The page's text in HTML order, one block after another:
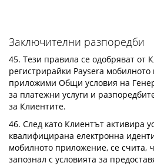
Заключителни разпоредби
45. Тези правила се одобряват от
регистрирайки Paysera
приложими Общи условия на
за платежни услуги и
за Клиентите.
46. След като Клиентът активира
квалифицирана електронна
мобилното приложение, се счита,
запознал с условията за